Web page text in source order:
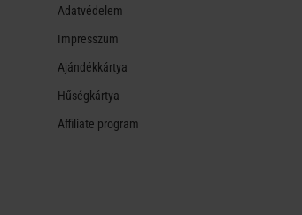
Adatvédelem
Impresszum
Ajándékkártya
Hűségkártya
Affiliate program